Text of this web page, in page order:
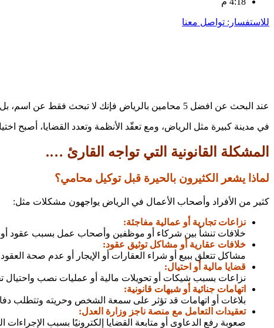
للاستفسار: تواصل معنا
عند البحث عن افضل 5 محامين بالرياض فإنك لا تبحث فقط عن اسم، بل تبحث عن الأمان القانوني، وحماية حقوقك، وحل مشكلتك بأسرع الطرق النظامية.
في مدينة كبيرة مثل الرياض، ومع تعقّد الأنظمة وتعدد القضايا، أصبح
المشكلة القانونية التي تواجه القارئ ….
لماذا يشعر الكثيرون بالحيرة قبل توكيل محامي؟
كثير من الأفراد وأصحاب الأعمال في الرياض يواجهون مشكلات مثل:
نزاعات تجارية أو عمالية مفاجئة:
خلافات تنشأ بين شركاء أو موظفين وأصحاب عمل بسبب عقود
خلافات عقارية أو مشاكل توثيق عقود:
مشاكل تتعلق ببيع أو شراء العقارات أو الإيجار أو عدم صحة العقود
قضايا مالية أو احتيال:
نزاعات بسبب شيكات أو تحويلات مالية أو عمليات نصب واحتيال
اتهامات جنائية أو شبهات قانونية:
بلاغات أو اتهامات قد تؤثر على سمعة الشخص وحريته وتتطلب
تعقيدات التعامل مع منصة ناجز وزارة العدل:
صعوبة رفع الدعاوى أو متابعة القضايا إلكترونيًا بسبب الإجراءات